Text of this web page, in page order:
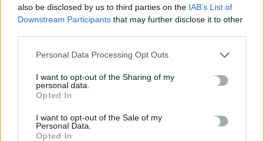
also be disclosed by us to third parties on the IAB’s List of
Downstream Participants that may further disclose it to other
Personal Data Processing Opt Outs
I want to opt-out of the Sharing of my
personal data.
Opted In
I want to opt-out of the Sale of my
Personal Data.
Opted In
Στις 19 Αυγούστου η γενική συνέλευση του συλλόγου
Νέος κύκλος μαθημάτων Κινεζικής Γλώσσας στο
8 Αυγούστου, 2026